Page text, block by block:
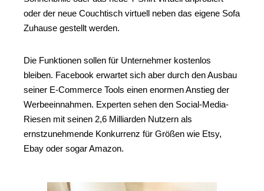
oder der neue Couchtisch virtuell neben das eigene Sofa
Zuhause gestellt werden.
Die Funktionen sollen für Unternehmer kostenlos
bleiben. Facebook erwartet sich aber durch den Ausbau
seiner E-Commerce Tools einen enormen Anstieg der
Werbeeinnahmen. Experten sehen den Social-Media-
Riesen mit seinen 2,6 Milliarden Nutzern als
ernstzunehmende Konkurrenz für Größen wie Etsy,
Ebay oder sogar Amazon.